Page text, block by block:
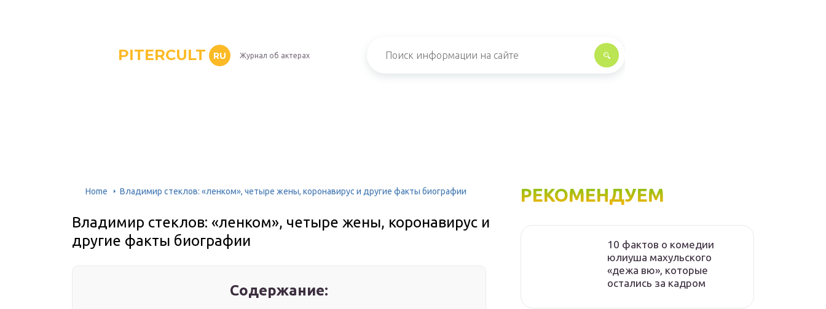
PITERCULT RU Журнал об актерах
Home Владимир стеклов: «ленком», четыре жены, коронавирус и другие факты биографии
Владимир стеклов: «ленком», четыре жены, коронавирус и
другие факты биографии
Содержание:
РЕКОМЕНДУЕМ
10 фактов о комедии
юлиуша махульского
«дежа вю», которые
остались за кадром